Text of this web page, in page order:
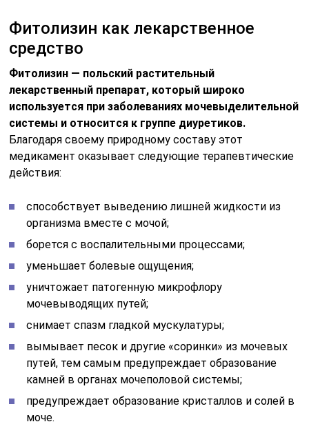
Фитолизин как лекарственное
средство
Фитолизин — польский растительный
лекарственный препарат, который широко
используется при заболеваниях мочевыделительной
системы и относится к группе диуретиков.
Благодаря своему природному составу этот
медикамент оказывает следующие терапевтические
действия:
способствует выведению лишней жидкости из
организма вместе с мочой;
борется с воспалительными процессами;
уменьшает болевые ощущения;
уничтожает патогенную микрофлору
мочевыводящих путей;
снимает спазм гладкой мускулатуры;
вымывает песок и другие «соринки» из мочевых
путей, тем самым предупреждает образование
камней в органах мочеполовой системы;
предупреждает образование кристаллов и солей в
моче.